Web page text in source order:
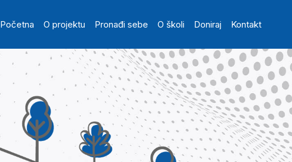
Main navigation
Početna O projektu Pronađi sebe O školi Doniraj Kontakt